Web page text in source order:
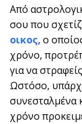
Από
σου που
οικος, ο
χρόνο,
για να
Ωστόσο,
συνεσταλμένα
χρόνο